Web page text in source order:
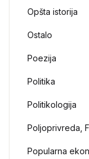
Opšta istorija
Ostalo
Poezija
Politika
Politikologija
Poljoprivreda,
Popularna